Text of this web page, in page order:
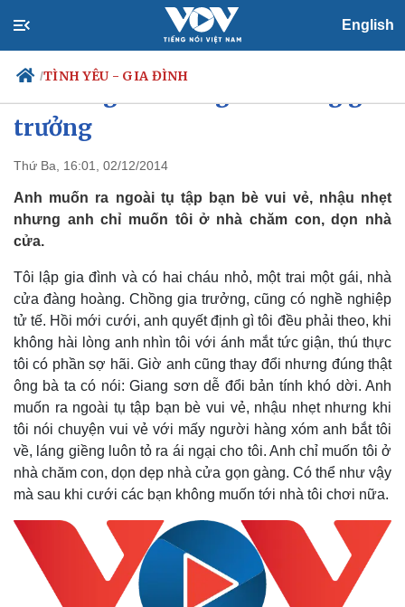
English
/TÌNH YÊU - GIA ĐÌNH
Chính trị
Đảng
Tổ chức nhân sự
Quốc hội
Tin 24h
Dự báo thời tiết
Việc làm
Biển đảo
trưởng
Thứ Ba, 16:01, 02/12/2014
Anh muốn ra ngoài tụ tập bạn bè vui vẻ, nhậu nhẹt
nhưng anh chỉ muốn tôi ở nhà chăm con, dọn nhà
cửa.
Tôi lập gia đình và có hai cháu nhỏ, một trai một gái, nhà
cửa đàng hoàng. Chồng gia trưởng, cũng có nghề nghiệp
tử tế. Hồi mới cưới, anh quyết định gì tôi đều phải theo, khi
không hài lòng anh nhìn tôi với ánh mắt tức giận, thú thực
tôi có phần sợ hãi. Giờ anh cũng thay đổi nhưng đúng thật
ông bà ta có nói: Giang sơn dễ đổi bản tính khó dời. Anh
muốn ra ngoài tụ tập bạn bè vui vẻ, nhậu nhẹt nhưng khi
tôi nói chuyện vui vẻ với mấy người hàng xóm anh bắt tôi
về, láng giềng luôn tỏ ra ái ngại cho tôi. Anh chỉ muốn tôi ở
nhà chăm con, dọn dẹp nhà cửa gọn gàng. Có thể như vậy
mà sau khi cưới các bạn không muốn tới nhà tôi chơi nữa.